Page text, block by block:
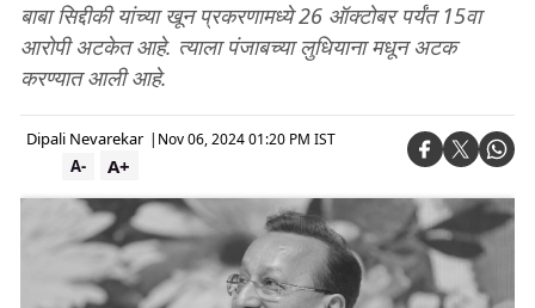
बाबा सिद्दीकी यांच्या खून प्रकरणामध्ये 26 ऑक्टोबर पर्यंत 15वा
आरोपी अटकेत आहे. त्याला पंजाबच्या लुधियाना मधून अटक
करण्यात आली आहे.
Dipali Nevarekar | Nov 06, 2024 01:20 PM IST
A+
A-